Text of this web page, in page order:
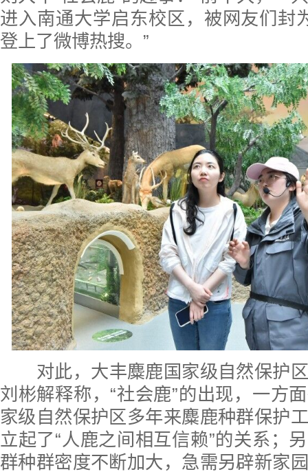
进入南通大学启东校区，被网友们封
登上了微博热搜。”
对此， 大丰麋鹿国家级自然保护
刘彬解释称，“社会鹿”的出现，一方
家级自然保护区多年来麋鹿种群保护
立起了“人鹿之间相互信赖”的关系 ；
群种群密度不断加大，急需另辟新家